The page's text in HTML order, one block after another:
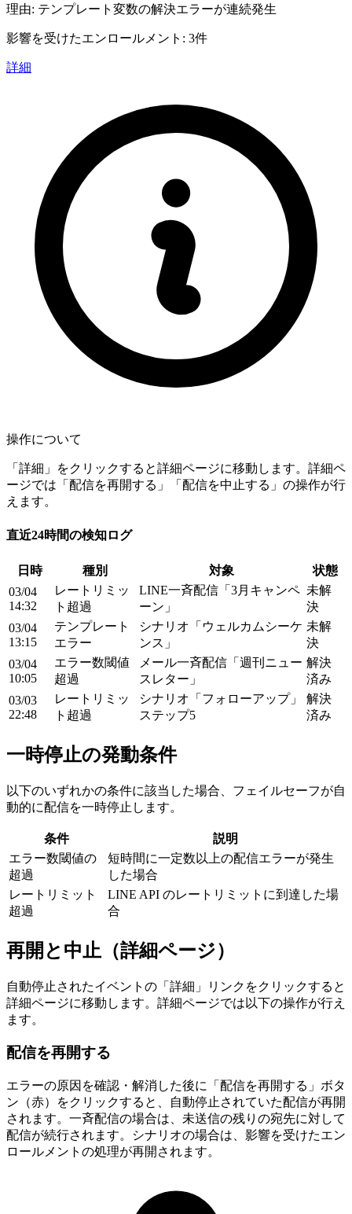
理由: テンプレート変数の解決エラーが連続発生
影響を受けたエンロールメント: 3件
詳細
操作について
「詳細」をクリックすると詳細ページに移動します。詳細ペ
ージでは「配信を再開する」「配信を中止する」の操作が行
えます。
直近24時間の検知ログ
日時 種別 対象
状態
03/04
14:32
レートリミッ
ト超過
LINE一斉配信「3月キャンペ
ーン」
未解
決
03/04
13:15
テンプレート
エラー
シナリオ「ウェルカムシーケ
ンス」
未解
決
03/04
10:05
エラー数閾値
超過
メール一斉配信「週刊ニュー
スレター」
解決
済み
03/03
22:48
レートリミッ
ト超過
シナリオ「フォローアップ」
ステップ5
解決
済み
一時停止の発動条件
以下のいずれかの条件に該当した場合、フェイルセーフが自
動的に配信を一時停止します。
条件
説明
エラー数閾値の
超過
短時間に一定数以上の配信エラーが発生
した場合
レートリミット
超過
LINE API のレートリミットに到達した場
合
再開と中止（詳細ページ）
自動停止されたイベントの「詳細」リンクをクリックすると
詳細ページに移動します。詳細ページでは以下の操作が行え
ます。
配信を再開する
エラーの原因を確認・解消した後に「配信を再開する」ボタ
ン（赤）をクリックすると、自動停止されていた配信が再開
されます。一斉配信の場合は、未送信の残りの宛先に対して
配信が続行されます。シナリオの場合は、影響を受けたエン
ロールメントの処理が再開されます。